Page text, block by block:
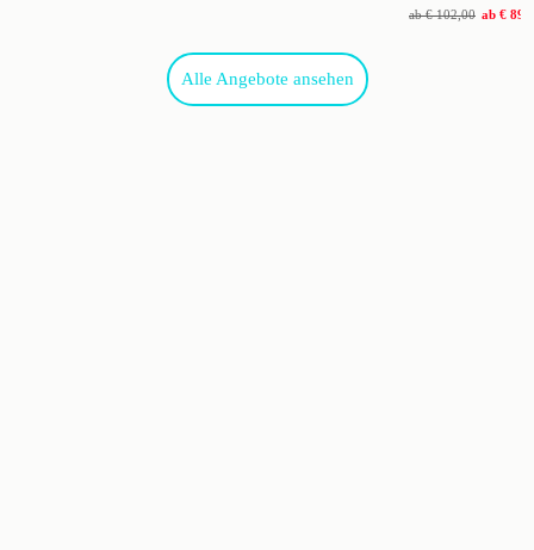
ab € 102,00 ab €
Alle Angebote ansehen